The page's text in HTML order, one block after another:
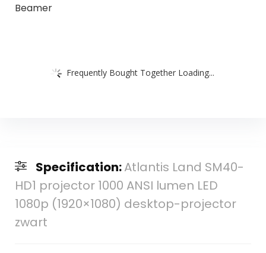
Beamer
Frequently Bought Together Loading...
Specification:Atlantis Land SM40-
HD1 projector 1000 ANSI lumen LED
1080p (1920×1080) desktop-projector
zwart